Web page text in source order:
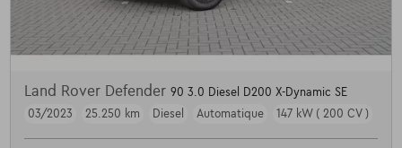
Land Rover Defender 90 3.0 Diesel D200 X-Dynamic SE
03/2023
25.250 km Diesel Automatique 147 kW ( 200 CV )